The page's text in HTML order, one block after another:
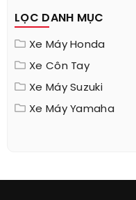
LỌC DANH MỤC
Xe Máy Honda
Xe Côn Tay
Xe Máy Suzuki
Xe Máy Yamaha